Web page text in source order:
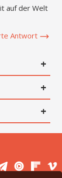
auf der Welt
Antwort